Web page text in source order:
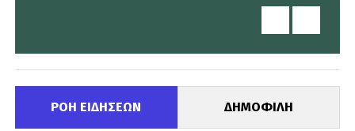
ΡΟΗ ΕΙΔΗΣΕΩΝ ΔΗΜΟΦΙΛΗ